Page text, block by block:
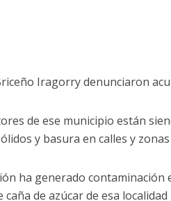
Iragorry denunciaron
de ese municipio están
y basura en calles y
ha generado
caña de azúcar de esa